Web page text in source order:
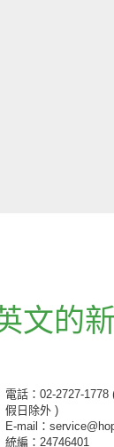
文的
電話：02-2727-1778
假日除外 )
E-mail：
統編：24746401